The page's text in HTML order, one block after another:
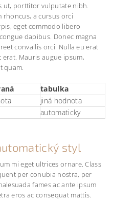
ut, porttitor vulputate nibh.
rhoncus, a cursus orci
eget commodo libero
dapibus. Donec magna
convallis orci. Nulla eu erat
Mauris augue ipsum,
quam.
tabulka
jiná hodnota
automaticky
styl
mi eget ultrices ornare. Class
per conubia nostra, per
fames ac ante ipsum
eros ac consequat mattis.